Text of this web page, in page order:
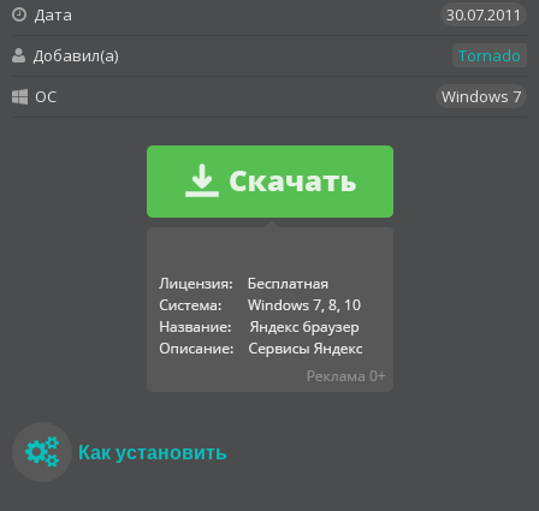
Дата
30.07.2011
Добавил(а)
Tornado
OC
Windows 7
Как установить